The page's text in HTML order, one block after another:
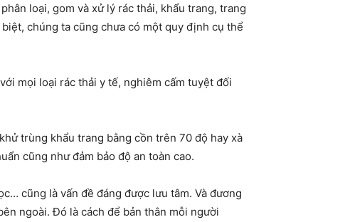
loại, gom và xử lý rác thải, khẩu trang, trang
chúng ta cũng chưa có một quy định cụ thể
mọi loại rác thải y tế, nghiêm cấm tuyệt đối
trùng khẩu trang bằng cồn trên 70 độ hay xà
cũng như đảm bảo độ an toàn cao.
cũng là vấn đề đáng được lưu tâm. Và đương
ngoài. Đó là cách để bản thân mỗi người